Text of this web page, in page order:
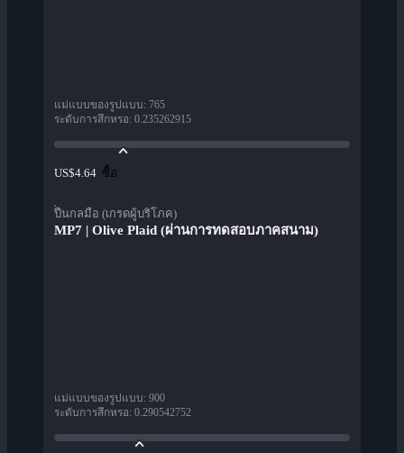
แม่แบบของรูปแบบ: 765
ระดับการสึกหรอ: 0.235262915
US$4.64 ซื้อ
ปืนกลมือ (เกรดผู้บริโภค)
MP7 | Olive Plaid (ผ่านการทดสอบภาคสนาม)
แม่แบบของรูปแบบ: 900
ระดับการสึกหรอ: 0.290542752